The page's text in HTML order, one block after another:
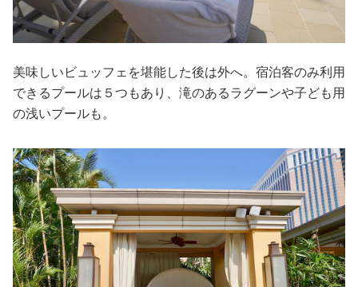
美味しいビュッフェを堪能した後は外へ。宿泊客のみ利用
できるプールは５つもあり、滝のあるラグーンや子ども用
の浅いプールも。